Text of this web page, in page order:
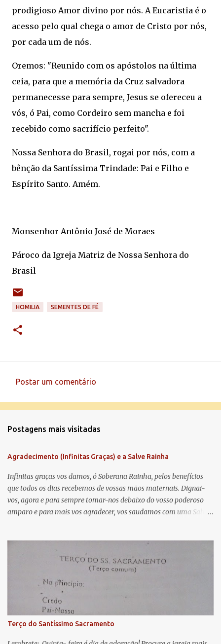
prodigioso Amor divino por nós. A Eucaristia é o
acesso pelo qual chega o amor de Cristo por nós,
por cada um de nós.
Oremos: "Reunido com os apóstolos na última
ceia, para que a memória da Cruz salvadora
permanecesse para sempre, Jesus se ofereceu a
vós, ó Pai, como Cordeiro sem mancha e foi
recebido como sacrifício perfeito".
Nossa Senhora do Brasil, rogai por nós, com a
bênção da Santíssima Trindade: Pai e Filho e
Espírito Santo. Amém.
Monsenhor Antônio José de Moraes
Pároco da Igreja Matriz de Nossa Senhora do
Brasil
HOMILIA SEMENTES DE FÉ
e
t
á
r
i
o
Postar um comentário
Postagens mais visitadas
Agradecimento (Infinitas Graças) e a Salve Rainha
Infinitas graças vos damos, ó Soberana Rainha, pelos benefícios
que todos os dias recebemos de vossas mãos maternais. Dignai-
vos, agora e para sempre tomar-nos debaixo do vosso poderoso
amparo e para mais vos agradecer, vos saudamos com uma Salve
lágrimas. Eia, pois, Advogada nossa, estes vossos olhos
misericordiosos a nós volvei, e depois deste desterro, mostrai-nos
Jesus. Bendito é o fruto do vosso ventre, ó clemente, ó piedosa, ó
doce e sempre Virgem Maria. Rogai por nós Santa Mãe de Deus.
Para que sejamos dignos das promessas de Cristo. Amém.
Terço do Santíssimo Sacramento